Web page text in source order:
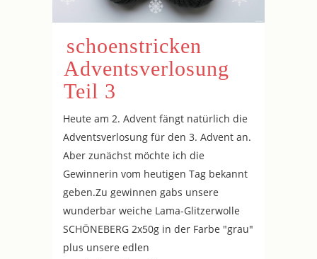
schoenstricken
Adventsverlosung
Teil 3
Heute am 2. Advent fängt natürlich die
Adventsverlosung für den 3. Advent an.
Aber zunächst möchte ich die
Gewinnerin vom heutigen Tag bekannt
geben.Zu gewinnen gabs unsere
wunderbar weiche Lama-Glitzerwolle
SCHÖNEBERG 2x50g in der Farbe "grau"
plus unsere edlen